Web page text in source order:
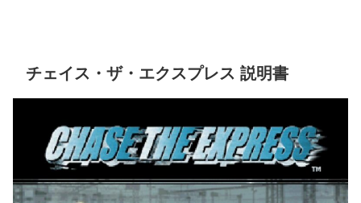
チェイス・ザ・エクスプレス 説明書